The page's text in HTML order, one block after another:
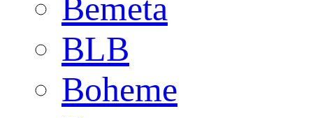
Bemeta
BLB
Boheme